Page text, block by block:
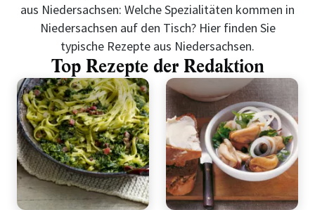
aus Niedersachsen: Welche Spezialitäten kommen in
Niedersachsen auf den Tisch? Hier finden Sie
typische Rezepte aus Niedersachsen.
Top Rezepte der Redaktion